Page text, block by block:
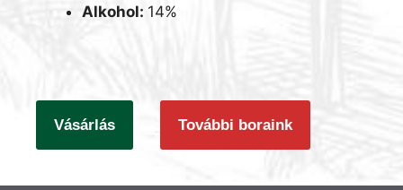
Alkohol: 14%
Vásárlás További boraink